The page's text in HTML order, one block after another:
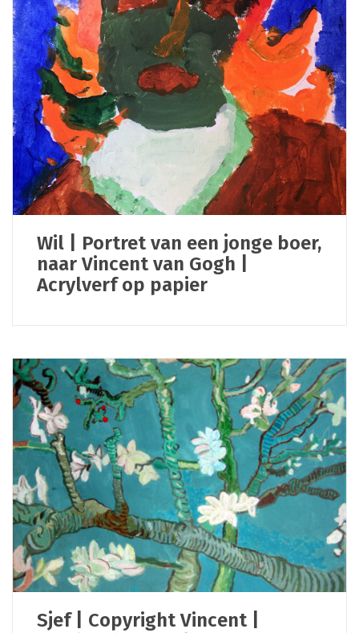
Wil | Portret van een jonge boer,
naar Vincent van Gogh |
Acrylverf op papier
Sjef | Copyright Vincent |